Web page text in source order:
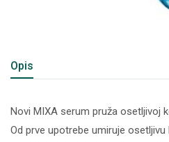
Opis
Novi MIXA serum pruža osetljivoj
Od prve upotrebe umiruje